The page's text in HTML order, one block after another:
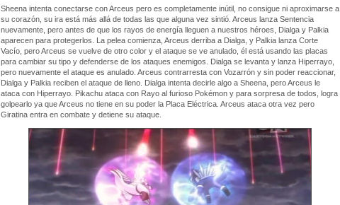
Sheena intenta conectarse con Arceus pero es completamente inútil, no consigue ni aproximarse a
su corazón, su ira está más allá de todas las que alguna vez sintió. Arceus lanza Sentencia
nuevamente, pero antes de que los rayos de energía lleguen a nuestros héroes, Dialga y Palkia
aparecen para protegerlos. La pelea comienza, Arceus derriba a Dialga, y Palkia lanza Corte
Vacío, pero Arceus se vuelve de otro color y el ataque se ve anulado, él está usando las placas
para cambiar su tipo y defenderse de los ataques enemigos. Dialga se levanta y lanza Hiperrayo,
pero nuevamente el ataque es anulado. Arceus contrarresta con Vozarrón y sin poder reaccionar,
Dialga y Palkia reciben el ataque de lleno. Dialga intenta decirle algo a Sheena, pero Arceus le
ataca con Hiperrayo. Pikachu ataca con Rayo al furioso Pokémon y para sorpresa de todos, logra
golpearlo ya que Arceus no tiene en su poder la Placa Eléctrica. Arceus ataca otra vez pero
Giratina entra en combate y detiene su ataque.